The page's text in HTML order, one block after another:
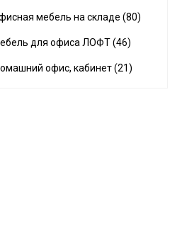
мебель на складе (80)
для офиса ЛОФТ (46)
офис, кабинет (21)